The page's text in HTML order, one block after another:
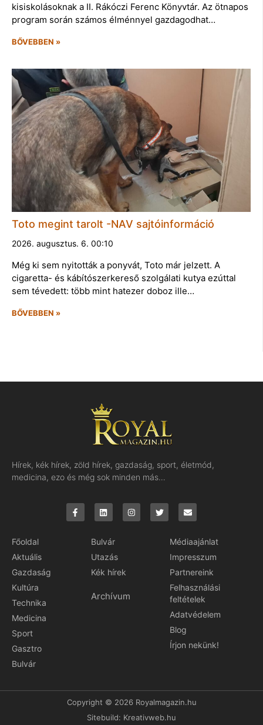
kisiskolásoknak a II. Rákóczi Ferenc Könyvtár. Az ötnapos
program során számos élménnyel gazdagodhat…
BŐVEBBEN »
Toto megint tarolt -NAV sajtóinformáció
2026. augusztus. 6. 00:10
Még ki sem nyitották a ponyvát, Toto már jelzett. A
cigaretta- és kábítószerkereső szolgálati kutya ezúttal
sem tévedett: több mint hatezer doboz ille…
BŐVEBBEN »
Hírek, kék hírek, zöld hírek, gazdaság, sport, életmód,
medicina, ezo és még sok minden más…
Főoldal
Aktuális
Gazdaság
Kultúra
Technika
Medicina
Sport
Gasztro
Bulvár
Bulvár
Utazás
Kék hírek
Archívum
Médiaajánlat
Impresszum
Partnereink
Felhasználási
feltételek
Adatvédelem
Blog
Írjon nekünk!
Copyright © 2026 Royalmagazin.hu
Sitebuild: Kreativweb.hu